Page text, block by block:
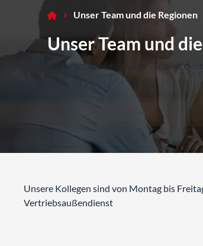
Unser Team und die Regionen
Unser Team und
Unser erfahrenes Klöber Team ist
Unsere Kollegen sind von Montag bis
Vertriebsaußendienst